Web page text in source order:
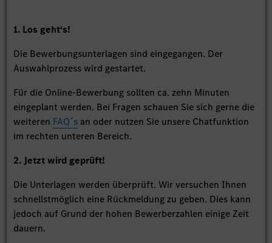
1. Los geht‘s!
Die Bewerbungsunterlagen sind eingegangen. Der
Auswahlprozess wird gestartet.
Für die Online-Bewerbung sollten ca. zehn Minuten
eingeplant werden. Bei Fragen schauen Sie sich gerne die
weiteren FAQ´s an oder nutzen Sie unsere Chatfunktion
im rechten unteren Bereich.
2. Jetzt wird geprüft!
Die Unterlagen werden überprüft. Wir versuchen Ihnen
schnellstmöglich eine Rückmeldung zu geben. Dies kann
jedoch auf Grund der hohen Bewerberzahlen einige Zeit
dauern.